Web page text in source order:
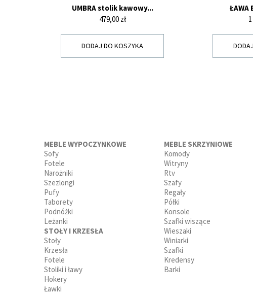
UMBRA stolik kawowy...
Cena
479,00 zł
DODAJ DO KOSZYKA
ŁAWA
MEBLE WYPOCZYNKOWE
Sofy
Fotele
Narożniki
Szezlongi
Pufy
Taborety
Podnóżki
Leżanki
STOŁY I KRZESŁA
Stoły
Krzesła
Fotele
Stoliki i ławy
Hokery
Ławki
MEBLE SKRZYNIOWE
Komody
Witryny
Rtv
Szafy
Regały
Półki
Konsole
Szafki wiszące
Wieszaki
Winiarki
Szafki
Kredensy
Barki